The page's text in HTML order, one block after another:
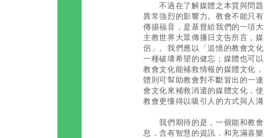
不過在了解媒體之本質與問題
異常強烈的影響力。教會不能只
傳揚福音，是基督給我們的一項
主教世界大眾傳播日文告所言，
侶」。我們應以「追憶的教會文
一種破壞希望的健忘；媒體也可
教會文化能補救情報的媒體文化
體則可幫助教會對不斷冒出的一
會文化來補救消遣的媒體文化，
教會更懂得以吸引人的方式與人
我們期待的是，一個能和教會
息，含有智慧的資訊，和充滿喜